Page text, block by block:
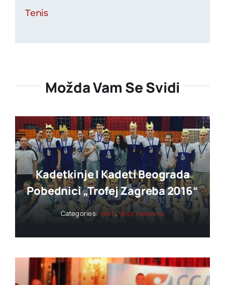
Tenis
Možda Vam Se Svidi
Kadetkinje I Kadeti Beograda
Pobednici „trofej Zagreba 2016“
Categories:Vesti,Vesti naslovna